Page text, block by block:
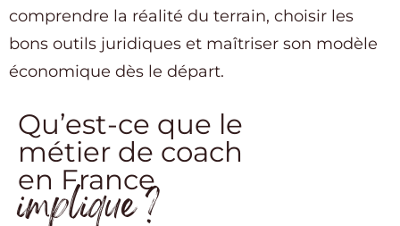
comprendre la réalité du terrain, choisir les
bons outils juridiques et maîtriser son modèle
économique dès le départ.
Qu’est-ce que le
métier de coach
en France
implique ?